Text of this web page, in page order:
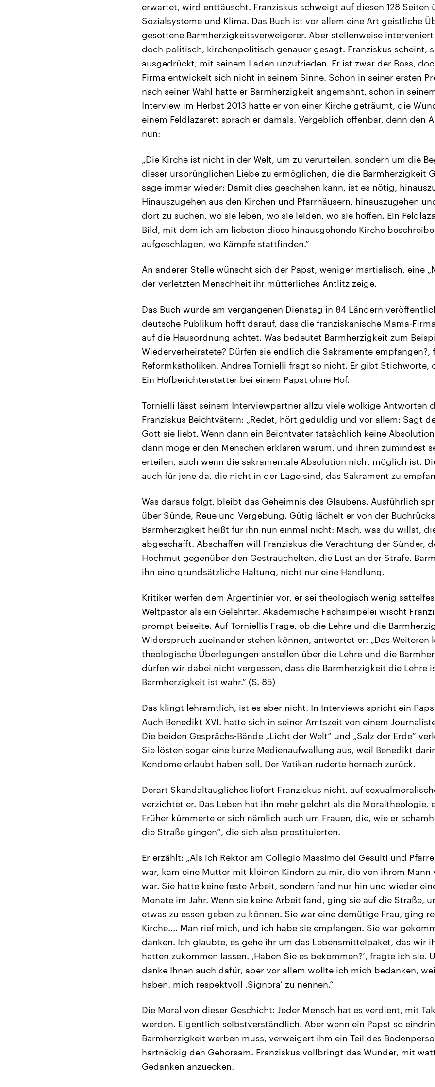
erwartet, wird enttäuscht. Franziskus schweigt auf diesen 128 Seiten
Sozialsysteme und Klima. Das Buch ist vor allem eine Art geistliche
gesottene Barmherzigkeitsverweigerer. Aber stellenweise
doch politisch, kirchenpolitisch genauer gesagt. Franziskus scheint,
ausgedrückt, mit seinem Laden unzufrieden. Er ist zwar der Boss,
Firma entwickelt sich nicht in seinem Sinne. Schon in seiner ersten
nach seiner Wahl hatte er Barmherzigkeit angemahnt, schon in
Interview im Herbst 2013 hatte er von einer Kirche geträumt, die
einem Feldlazarett sprach er damals. Vergeblich offenbar, denn den
nun:
„Die Kirche ist nicht in der Welt, um zu verurteilen, sondern um die
dieser ursprünglichen Liebe zu ermöglichen, die die Barmherzigkeit
sage immer wieder: Damit dies geschehen kann, ist es nötig,
Hinauszugehen aus den Kirchen und Pfarrhäusern, hinauszugehen
dort zu suchen, wo sie leben, wo sie leiden, wo sie hoffen. Ein
Bild, mit dem ich am liebsten diese hinausgehende Kirche
aufgeschlagen, wo Kämpfe stattfinden.“
An anderer Stelle wünscht sich der Papst, weniger martialisch, eine
der verletzten Menschheit ihr mütterliches Antlitz zeige.
Das Buch wurde am vergangenen Dienstag in 84 Ländern
deutsche Publikum hofft darauf, dass die franziskanische Mama-
auf die Hausordnung achtet. Was bedeutet Barmherzigkeit zum
Wiederverheiratete? Dürfen sie endlich die Sakramente empfangen?,
Reformkatholiken. Andrea Tornielli fragt so nicht. Er gibt Stichworte,
Ein Hofberichterstatter bei einem Papst ohne Hof.
Tornielli lässt seinem Interviewpartner allzu viele wolkige Antworten
Franziskus Beichtvätern: „Redet, hört geduldig und vor allem: Sagt
Gott sie liebt. Wenn dann ein Beichtvater tatsächlich keine
dann möge er den Menschen erklären warum, und ihnen zumindest
erteilen, auch wenn die sakramentale Absolution nicht möglich ist.
auch für jene da, die nicht in der Lage sind, das Sakrament zu
Was daraus folgt, bleibt das Geheimnis des Glaubens. Ausführlich
über Sünde, Reue und Vergebung. Gütig lächelt er von der
Barmherzigkeit heißt für ihn nun einmal nicht: Mach, was du willst,
abgeschafft. Abschaffen will Franziskus die Verachtung der Sünder,
Hochmut gegenüber den Gestrauchelten, die Lust an der Strafe.
ihn eine grundsätzliche Haltung, nicht nur eine Handlung.
Kritiker werfen dem Argentinier vor, er sei theologisch wenig
Weltpastor als ein Gelehrter. Akademische Fachsimpelei wischt
prompt beiseite. Auf Torniellis Frage, ob die Lehre und die
Widerspruch zueinander stehen können, antwortet er: „Des Weiteren
theologische Überlegungen anstellen über die Lehre und die
dürfen wir dabei nicht vergessen, dass die Barmherzigkeit die Lehre
Barmherzigkeit ist wahr.“ (S. 85)
Das klingt lehramtlich, ist es aber nicht. In Interviews spricht ein
Auch Benedikt XVI. hatte sich in seiner Amtszeit von einem
Die beiden Gesprächs-Bände „Licht der Welt“ und „Salz der Erde“
Sie lösten sogar eine kurze Medienaufwallung aus, weil Benedikt
Kondome erlaubt haben soll. Der Vatikan ruderte hernach zurück.
Derart Skandaltaugliches liefert Franziskus nicht, auf
verzichtet er. Das Leben hat ihn mehr gelehrt als die Moraltheologie,
Früher kümmerte er sich nämlich auch um Frauen, die, wie er
die Straße gingen“, die sich also prostituierten.
Er erzählt: „Als ich Rektor am Collegio Massimo dei Gesuiti und
war, kam eine Mutter mit kleinen Kindern zu mir, die von ihrem Mann
war. Sie hatte keine feste Arbeit, sondern fand nur hin und wieder
Monate im Jahr. Wenn sie keine Arbeit fand, ging sie auf die Straße,
etwas zu essen geben zu können. Sie war eine demütige Frau, ging
Kirche.... Man rief mich, und ich habe sie empfangen. Sie war
danken. Ich glaubte, es gehe ihr um das Lebensmittelpaket, das wir
hatten zukommen lassen. ‚Haben Sie es bekommen?‘, fragte ich sie.
danke Ihnen auch dafür, aber vor allem wollte ich mich bedanken,
haben, mich respektvoll ‚Signora‘ zu nennen.“
Die Moral von dieser Geschicht: Jeder Mensch hat es verdient, mit
werden. Eigentlich selbstverständlich. Aber wenn ein Papst so
Barmherzigkeit werben muss, verweigert ihm ein Teil des
hartnäckig den Gehorsam. Franziskus vollbringt das Wunder, mit
Gedanken anzuecken.